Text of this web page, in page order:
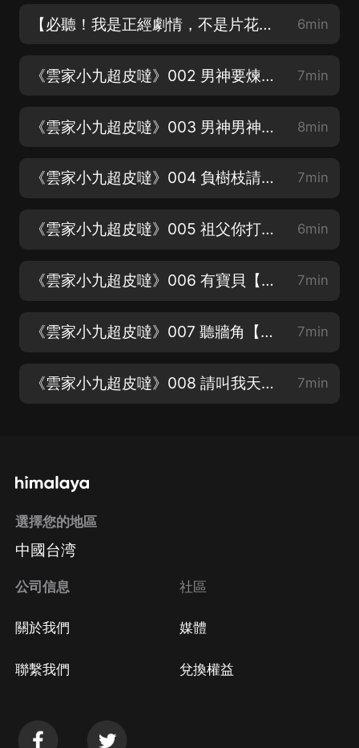
【必聽！我是正經劇情，不是片花】《雲家小九超皮噠》001 穿越，且打劫了個美男！ 6min
《雲家小九超皮噠》002 男神要煉了我！？【第一集改編廣播劇，內容是連著的不要跳過】 7min
《雲家小九超皮噠》003 男神男神我愛你【逗比無下限，妙兒姐錄的都不好意思了】 8min
《雲家小九超皮噠》004 負樹枝請罪【各種收聽福利，請看長圖喲】 7min
《雲家小九超皮噠》005 祖父你打死我吧【這本書，好像好多小耳朵都看過的，哈哈哈】 6min
《雲家小九超皮噠》006 有寶貝【本書的男主，賊拉香，暗戳戳表白謝必安】 7min
《雲家小九超皮噠》007 聽牆角【鳳回巢原版人馬打造，爆笑修仙】 7min
《雲家小九超皮噠》008 請叫我天才【别人升級累死累活，小九升級雷劈即可】 7min
選擇您的地區
中國台湾
公司信息
關於我們
聯繫我們
社區
媒體
兌換權益